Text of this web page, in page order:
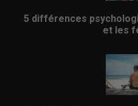
5 différences
et les